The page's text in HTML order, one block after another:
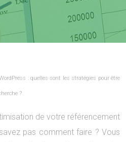
: quelles sont les stratégies pour être
?
de votre référencement
pas comment faire ? Vous